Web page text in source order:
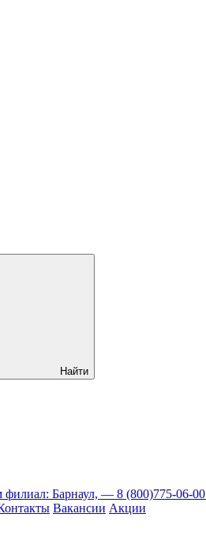
Найти
Барнаул, — 8 (800)775-06-00
Вакансии Акции